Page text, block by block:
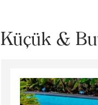
Küçük &